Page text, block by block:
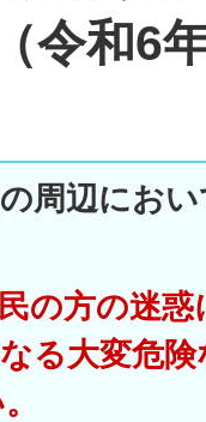
令和6
周辺にお
の方の迷
る大変危